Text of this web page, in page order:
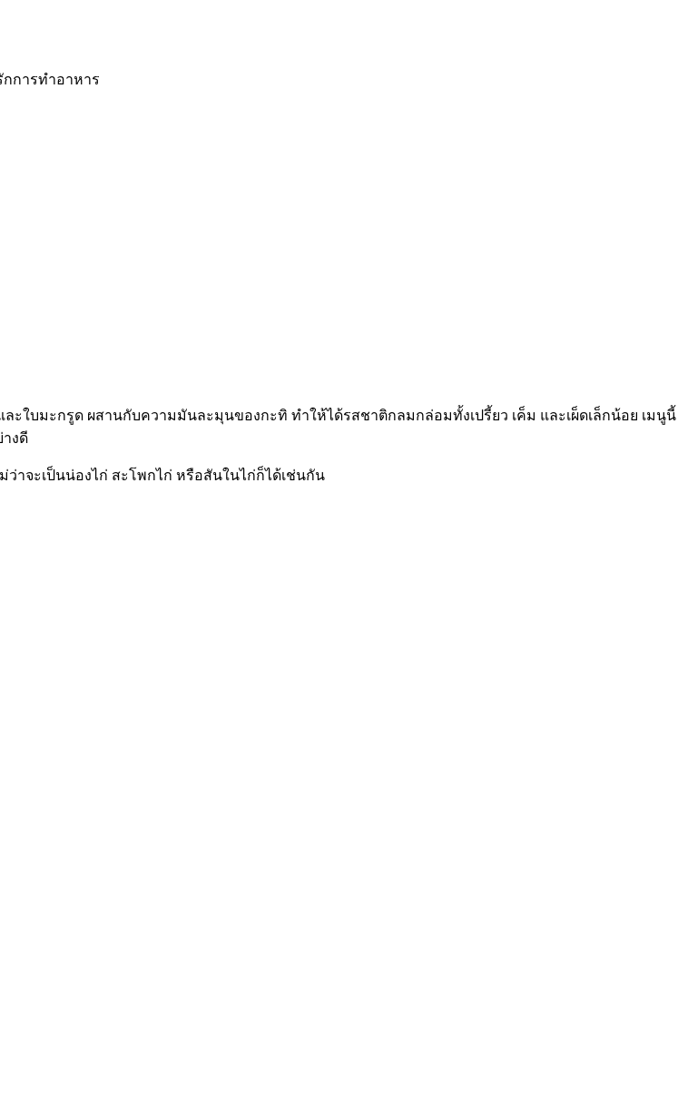
กการทำอาหาร
ใบมะกรูด ผสานกับความมันละมุนของกะทิ ทำให้ได้รสชาติกลมกล่อมทั้งเปรี้ยว เค็ม และเผ็ดเล็กน้อย เมนูนี้
งดี
าจะเป็นน่องไก่ สะโพกไก่ หรือสันในไก่ก็ได้เช่นกัน